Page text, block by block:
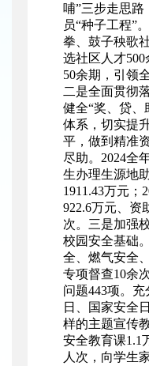
哺”三步走思
员“种子工程”
拳、鼓子秧歌
选社区人才
50余期，引领
二是全面贯彻
健全“奖、贷、
体系，切实提
平，做到精准
尽助。2024全
生办理生源地
1911.43万元；
922.6万元、资
次。三是加强
校园安全基础
全、燃气安全
专项督查10余
问题443项。充
日、国家安全
样的主题宣传
安全教育课1.1
人次，向学生